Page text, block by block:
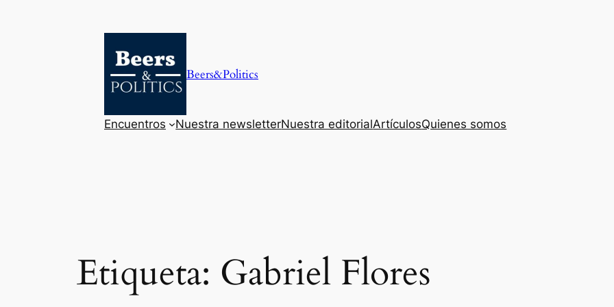
Beers&Politics
Encuentros Nuestra newsletterNuestra editorialArtículosQuienes somos
Etiqueta: Gabriel Flores